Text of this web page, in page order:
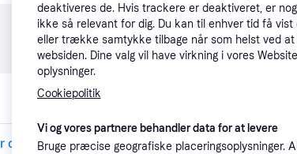
og Radio - 1:3
deaktiveres de. Hvis trackere er deaktiveret, er
ikke så relevant for dig. Du kan til enhver tid få
eller trække samtykke tilbage når som helst ved
websiden. Dine valg vil have virkning i vores
oplysninger.
Cookiepolitik
Vi og vores partnere behandler data for at levere
Bruge præcise geografiske placeringsoplysninger.